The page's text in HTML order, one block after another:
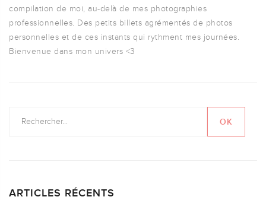
compilation de moi, au-delà de mes photographies
professionnelles. Des petits billets agrémentés de photos
personnelles et de ces instants qui rythment mes journées.
Bienvenue dans mon univers <3
ARTICLES RÉCENTS